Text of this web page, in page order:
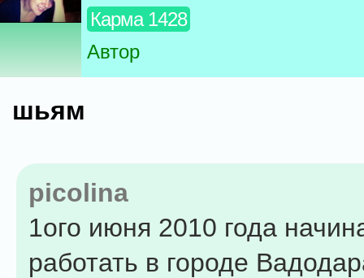
Карма 1428
Автор
шьям
picolina
1ого июня 2010 года
работать в городе